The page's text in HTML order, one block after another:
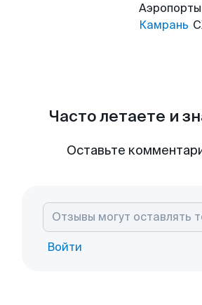
Аэропорты
Камрань
Часто летаете и
Оставьте
Войти